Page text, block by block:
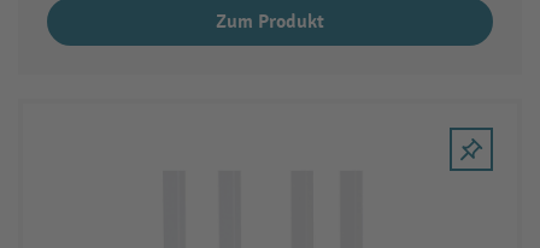
Zum Produkt